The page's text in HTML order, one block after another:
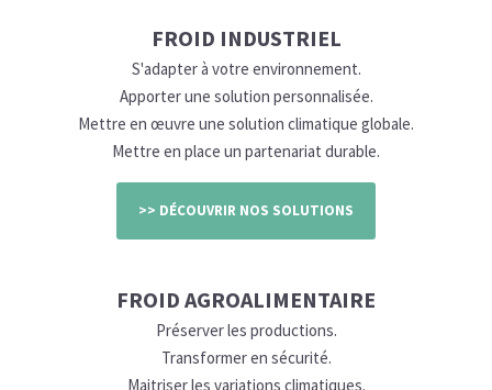
FROID INDUSTRIEL
S'adapter à votre environnement.
Apporter une solution personnalisée.
Mettre en œuvre une solution climatique globale.
Mettre en place un partenariat durable.
>> DÉCOUVRIR NOS SOLUTIONS
FROID AGROALIMENTAIRE
Préserver les productions.
Transformer en sécurité.
Maitriser les variations climatiques.